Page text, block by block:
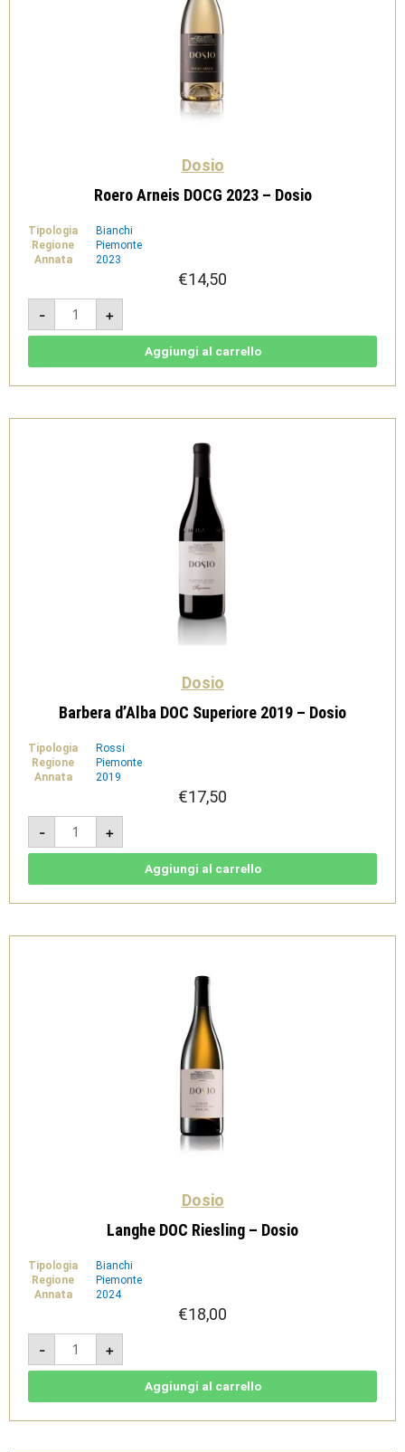
Dosio
Roero Arneis DOCG 2023 – Dosio
Tipologia
Bianchi
Regione
Piemonte
Annata
2023
€14,50
-
Roero
Arneis
DOCG
2023
+
Aggiungi al carrello
Dosio
Barbera d’Alba DOC Superiore 2019 – Dosio
Tipologia
Rossi
Regione
Piemonte
Annata
2019
€17,50
-
Barbera
d'Alba
DOC
Superiore
quantità
+
Aggiungi al carrello
Dosio
Langhe DOC Riesling – Dosio
Tipologia
Bianchi
Regione
Piemonte
Annata
2024
€18,00
-
Langhe
DOC
Riesling
-
+
Aggiungi al carrello